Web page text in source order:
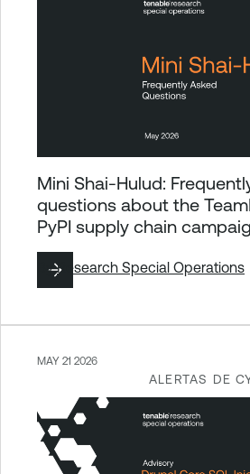
Mini Shai-Hulud:
questions about the
PyPI supply chain
ByResearch Special Operations
ALERTAS DE
MAY 21 2026